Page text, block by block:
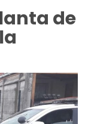
de